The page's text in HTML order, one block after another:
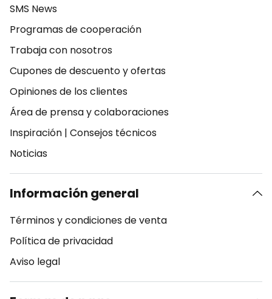
SMS News
Programas de cooperación
Trabaja con nosotros
Cupones de descuento y ofertas
Opiniones de los clientes
Área de prensa y colaboraciones
Inspiración | Consejos técnicos
Noticias
Información general
Términos y condiciones de venta
Política de privacidad
Aviso legal